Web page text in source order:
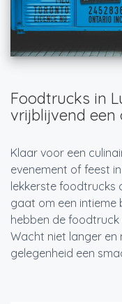
Foodtrucks in
vrijblijvend een
Klaar voor een
evenement of feest
lekkerste foodtrucks
gaat om een intieme
hebben de foodtruck
Wacht niet langer en
gelegenheid een